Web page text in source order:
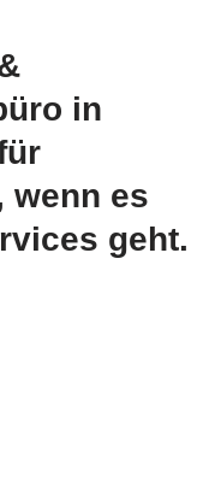
in
wenn es
geht.